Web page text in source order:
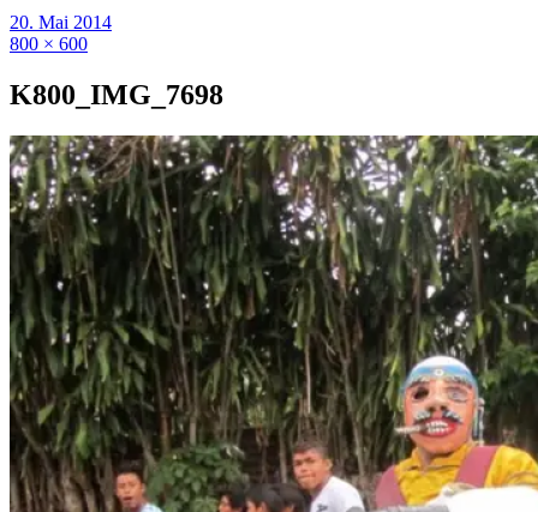
20. Mai 2014
800 × 600
K800_IMG_7698